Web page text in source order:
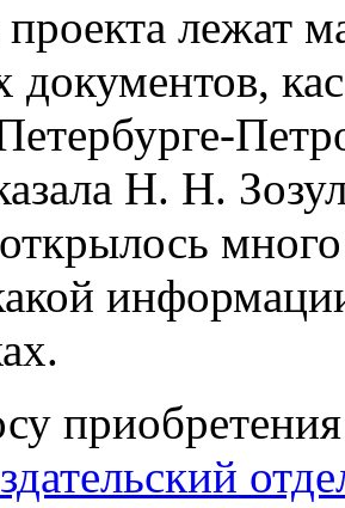
лежат
документов,
Н. Н.